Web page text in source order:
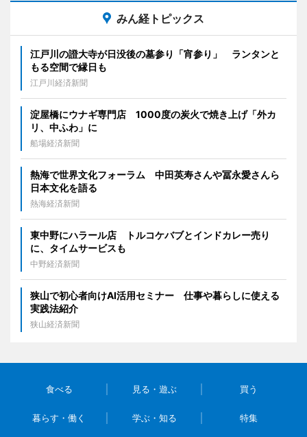
みん経トピックス
江戸川の證大寺が日没後の墓参り「宵参り」 ランタンと
もる空間で縁日も
江戸川経済新聞
淀屋橋にウナギ専門店 1000度の炭火で焼き上げ「外カ
リ、中ふわ」に
船場経済新聞
熱海で世界文化フォーラム 中田英寿さんや冨永愛さんら
日本文化を語る
熱海経済新聞
東中野にハラール店 トルコケバブとインドカレー売り
に、タイムサービスも
中野経済新聞
狭山で初心者向けAI活用セミナー 仕事や暮らしに使える
実践法紹介
狭山経済新聞
食べる 見る・遊ぶ 買う
暮らす・働く 学ぶ・知る 特集